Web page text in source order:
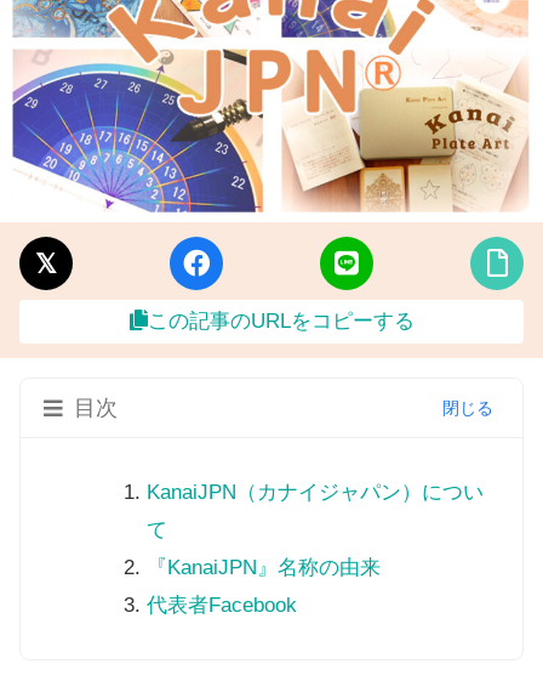
この記事のURLをコピーする
目次
KanaiJPN（カナイジャパン）につい
て
『KanaiJPN』名称の由来
代表者Facebook